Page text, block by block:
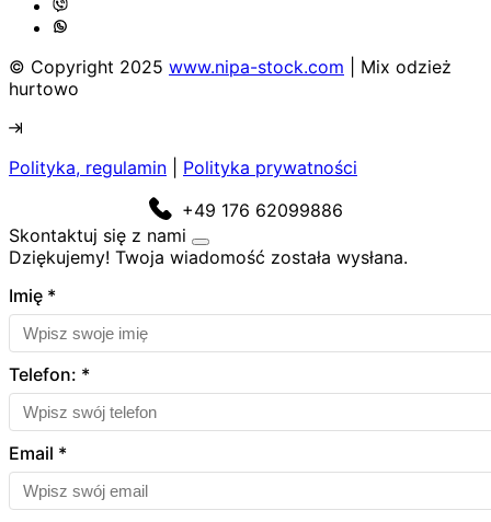
© Copyright 2025 www.nipa-stock.com | Mix odzież
hurtowo
Polityka, regulamin
Polityka prywatności
+49 176 62099886
Skontaktuj się z nami
Dziękujemy! Twoja wiadomość została wysłana.
Imię *
Telefon: *
Email *